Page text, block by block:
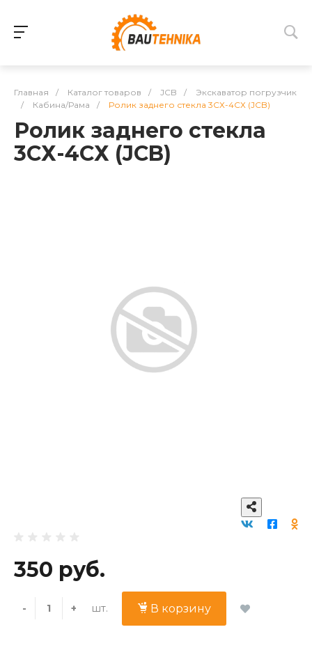
Главная / Каталог товаров / JCB /
Экскаватор погрузчик
/
Кабина/Рама / Ролик заднего стекла 3СХ-4СХ (JCB)
Ролик заднего стекла
3СХ-4СХ (JCB)
350 руб.
- + шт. В корзину